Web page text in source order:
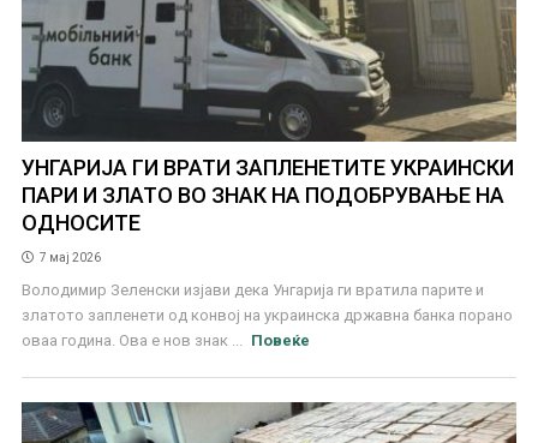
УНГАРИЈА ГИ ВРАТИ ЗАПЛЕНЕТИТЕ УКРАИНСКИ
ПАРИ И ЗЛАТО ВО ЗНАК НА ПОДОБРУВАЊЕ НА
ОДНОСИТЕ
7 мај 2026
Володимир Зеленски изјави дека Унгарија ги вратила парите и
златото запленети од конвој на украинска државна банка порано
оваа година. Ова е нов знак ...
Повеќе